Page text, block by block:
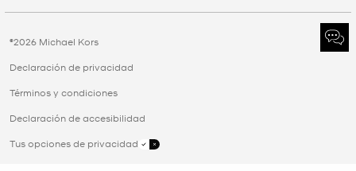
©2026 Michael Kors
Declaración de privacidad
Términos y condiciones
Declaración de accesibilidad
Tus opciones de privacidad